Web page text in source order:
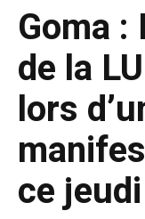
Goma
de la
lors
ce